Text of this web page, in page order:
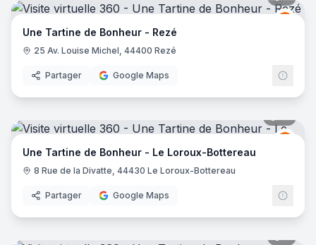
Une Tartine de Bonheur - Rezé
25 Av. Louise Michel, 44400 Rezé
Partager Google Maps
Une Tartine de Bonheur - Le Loroux-Bottereau
8 Rue de la Divatte, 44430 Le Loroux-Bottereau
Partager Google Maps